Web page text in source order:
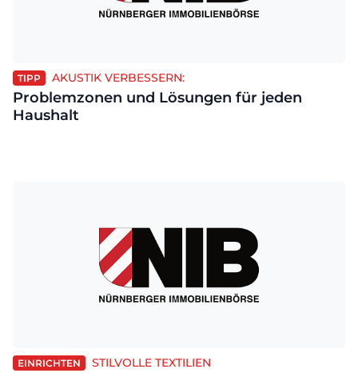
TIPP AKUSTIK VERBESSERN:
Problemzonen und Lösungen für jeden
Haushalt
EINRICHTEN STILVOLLE TEXTILIEN